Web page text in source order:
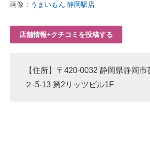
画像： うまいもん 静岡駅店
店舗情報+クチコミを投稿する
【住所】〒420-0032 静岡県静岡
２-5-13 第2リッツビル1F